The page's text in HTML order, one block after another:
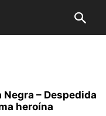
– Despedida
heroína